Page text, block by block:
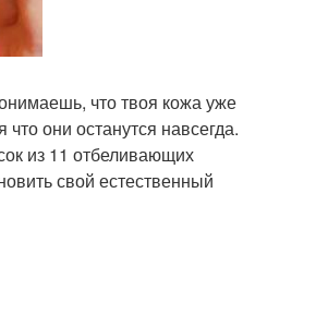
что твоя кожа уже
они останутся навсегда.
из 11 отбеливающих
свой естественный